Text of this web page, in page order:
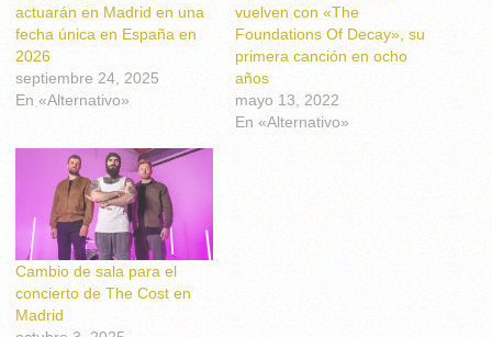
actuarán en Madrid en una
fecha única en España en
2026
septiembre 24, 2025
En «Alternativo»
vuelven con «The
Foundations Of Decay», su
primera canción en ocho
años
mayo 13, 2022
En «Alternativo»
Cambio de sala para el
concierto de The Cost en
Madrid